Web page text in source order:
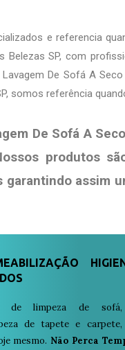
e referencia
SP, com
De Sofá A Seco
somos referência
De Sofá A
produtos
garantindo assim
de limpeza de sofá,
de tapete e
mesmo. Não Perca